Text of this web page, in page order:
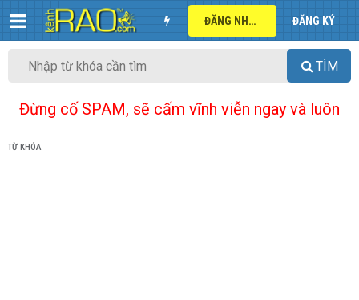
ĐĂNG NHẬP ĐĂNG KÝ
TÌM
Đừng cố SPAM, sẽ cấm vĩnh viễn ngay và luôn
TỪ KHÓA